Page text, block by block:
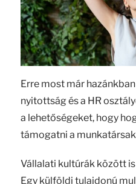
Erre most már
nyitottság és a HR
a lehetőségeket, hogy
támogatni a
Vállalati kultúrák között
Egy külföldi tulajdonú